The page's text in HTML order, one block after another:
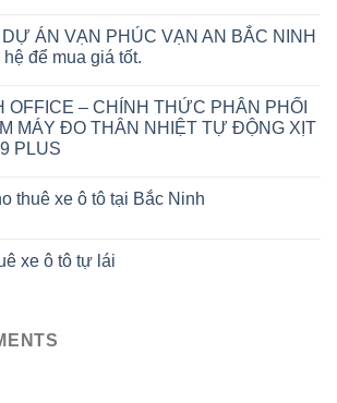
ÁN VẠN PHÚC VẠN AN BẮC NINH
để mua giá tốt.
OFFICE – CHÍNH THỨC PHÂN PHỐI
MÁY ĐO THÂN NHIỆT TỰ ĐỘNG XỊT
PLUS
thuê xe ô tô tại Bắc Ninh
xe ô tô tự lái